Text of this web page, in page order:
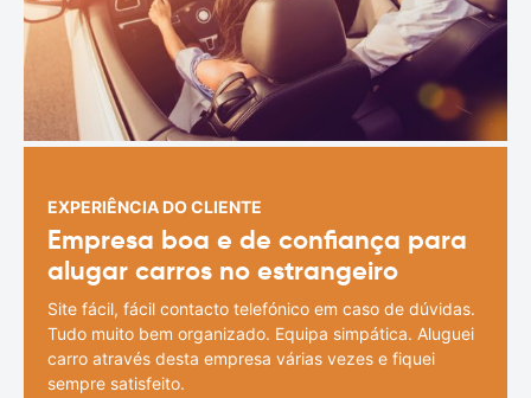
EXPERIÊNCIA DO CLIENTE
Empresa boa e de confiança para
alugar carros no estrangeiro
Site fácil, fácil contacto telefónico em caso de dúvidas.
Tudo muito bem organizado. Equipa simpática. Aluguei
carro através desta empresa várias vezes e fiquei
sempre satisfeito.